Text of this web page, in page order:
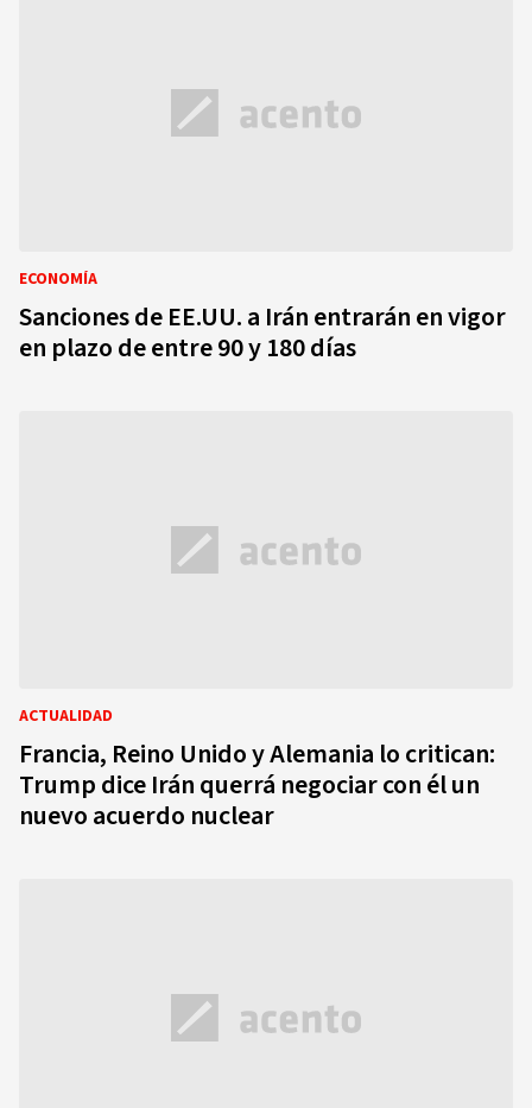
ECONOMÍA
Sanciones de EE.UU. a Irán entrarán en vigor
en plazo de entre 90 y 180 días
ACTUALIDAD
Francia, Reino Unido y Alemania lo critican:
Trump dice Irán querrá negociar con él un
nuevo acuerdo nuclear